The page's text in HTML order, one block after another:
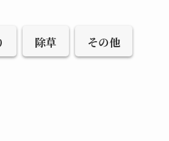
除草 その他